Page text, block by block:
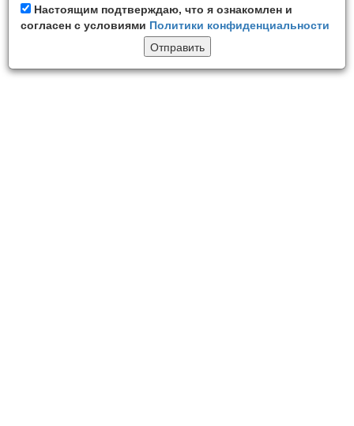
Настоящим подтверждаю, что я ознакомлен и
согласен с условиями Политики конфиденциальности